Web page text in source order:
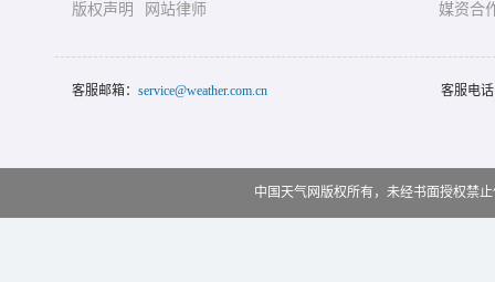
版权声明
网站律师
媒资合
客服邮箱： service@weather.com.cn 客服电
中国天气网版权所有，未经书面授权